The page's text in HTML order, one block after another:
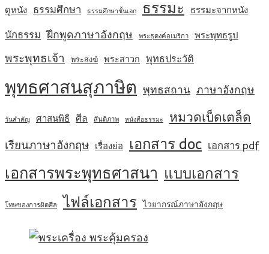
ดูหนัง ธรรมศึกษา ธรรมศึกษาชั้นเอก ธรรมะ ธรรมะจากหนัง
นักธรรม ฝึกพูดภาษาอังกฤษ พระธุดงค์อเมริกา พระพุทธรูป
พระพุทธเจ้า พระสงฆ์ พระสาวก พุทธประวัติ
พุทธศาสนสุภาษิต พุทธสถาน ภาษาอังกฤษ
วันสำคัญ ศาสนพิธี ศีล สันติภาพ หนังสือธรรมะ หมวดเบ็ดเตล็ด
เรียนภาษาอังกฤษ เรื่องย่อ เอกสาร doc เอกสาร pdf
เอกสารพระพุทธศาสนา แบบเอกสาร
โทษของการผิดศีล ไฟล์เอกสาร ไวยากรณ์ภาษาอังกฤษ